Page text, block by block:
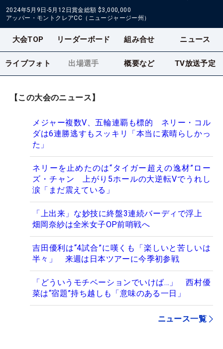
2024年5月9日-5月12日賞金総額 $3,000,000
アッパー・モントクレアCC（ニュージャージー州）
大会TOP リーダーボード 組み合せ ニュース
ライブフォト 出場選手 概要など TV放送予定
【この大会のニュース】
メジャー複数V、五輪連覇も標的 ネリー・コル
ダは6連勝逃すもスッキリ「本当に素晴らしかっ
た」
ネリーを止めたのは“タイガー超えの逸材”ロー
ズ・チャン 上がり5ホールの大逆転Vでうれし
涙「まだ震えている」
「上出来」な妙技に終盤3連続バーディで浮上
畑岡奈紗は全米女子OP前哨戦へ
吉田優利は“4試合”に嘆くも「楽しいと苦しいは
半々」 来週は日本ツアーに今季初参戦
「どういうモチベーションでいけば…」 西村優
菜は“宿題”持ち越しも「意味のある一日」
ニュース一覧